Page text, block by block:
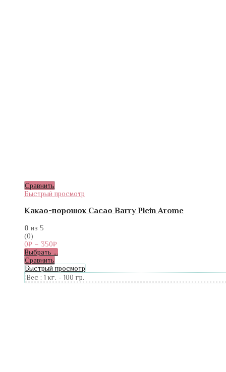
Сравнить
Быстрый просмотр
Какао-порошок Cacao Barry Plein Arome
0 из 5
(0)
0₽ – 350₽
Выбрать ...
Сравнить
Быстрый просмотр
Вес : 1 кг. - 100 гр.